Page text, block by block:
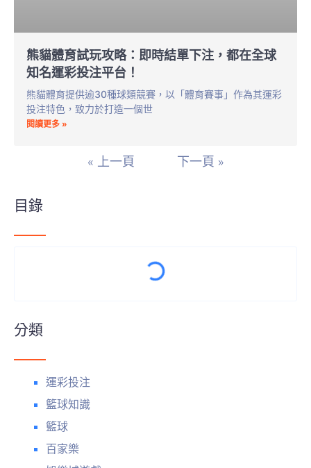
熊貓體育試玩攻略：即時結單下注，都在全球
知名運彩投注平台！
熊貓體育提供逾30種球類競賽，以「體育賽事」作為其運彩
投注特色，致力於打造一個世
閱讀更多 »
« 上一頁 下一頁 »
目錄
分類
運彩投注
籃球知識
籃球
百家樂